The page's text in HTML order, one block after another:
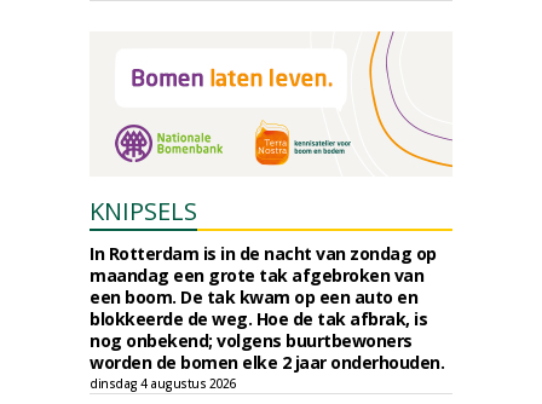
KNIPSELS
In Rotterdam is in de nacht van zondag op
maandag een grote tak afgebroken van
een boom. De tak kwam op een auto en
blokkeerde de weg. Hoe de tak afbrak, is
nog onbekend; volgens buurtbewoners
worden de bomen elke 2 jaar onderhouden.
dinsdag 4 augustus 2026